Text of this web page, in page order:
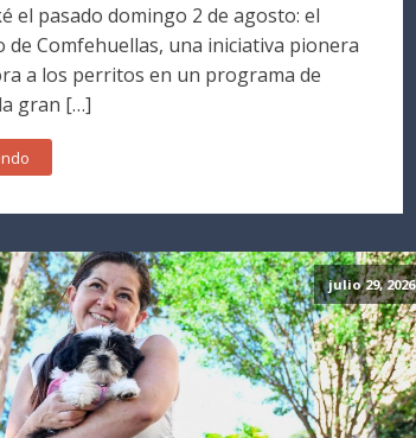
el pasado domingo 2 de agosto: el
de Comfehuellas, una iniciativa pionera
a los perritos en un programa de
gran […]
julio 29, 2026